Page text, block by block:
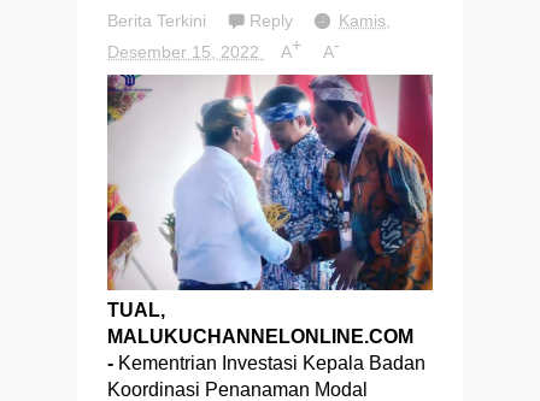
Berita Terkini Reply
Kamis,
Desember 15, 2022
A+ A-
TUAL,
MALUKUCHANNELONLINE.COM
- Kementrian Investasi Kepala Badan
Koordinasi Penanaman Modal